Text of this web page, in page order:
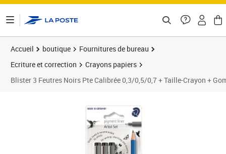
Accueil boutique
Fournitures de bureau
Ecriture et correction
Crayons papiers
Blister 3 Feutres Noirs Pte Calibrée 0,3/0,5/0,7 + Taille-Crayon +